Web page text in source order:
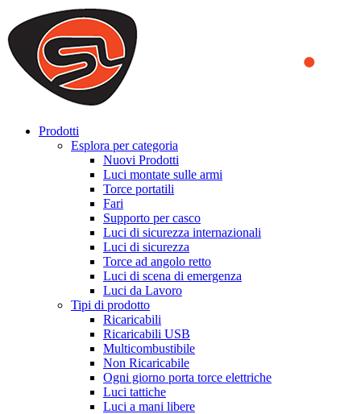
We use cookies to ensure that we provide you the best experience
on our website. By continuing to browse this website, you accept
that cookies are used to help us analyze how the website is used and
to offer you a better experience. To learn more or to find out how
you can disable cookies, you can access our
Prodotti
Esplora per categoria
Nuovi Prodotti
Luci montate sulle armi
Torce portatili
Fari
Supporto per casco
Luci di sicurezza internazionali
Luci di sicurezza
Torce ad angolo retto
Luci di scena di emergenza
Luci da Lavoro
Tipi di prodotto
Ricaricabili
Ricaricabili USB
Multicombustibile
Non Ricaricabile
Ogni giorno porta torce elettriche
Luci tattiche
Luci a mani libere